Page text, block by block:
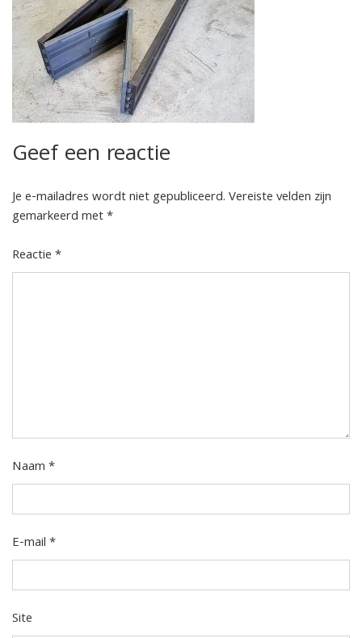
Geef een reactie
Je e-mailadres wordt niet gepubliceerd.Vereiste velden zijn
gemarkeerd met*
Reactie*
Naam*
E-mail*
Site